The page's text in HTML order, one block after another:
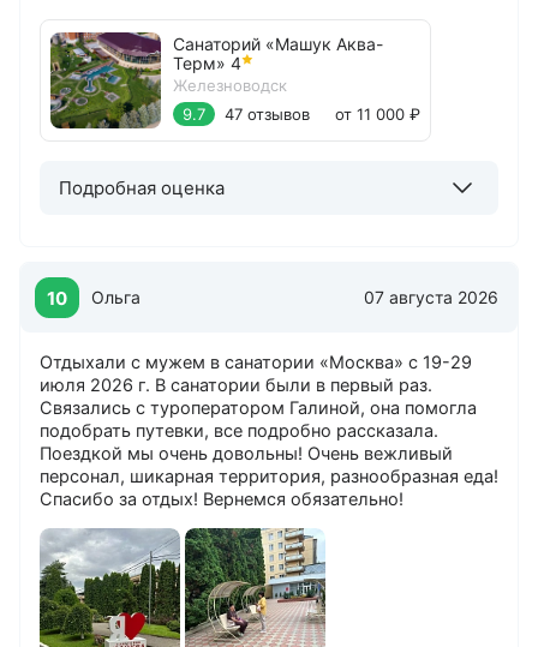
Санаторий «Машук Аква-
Терм» 4
Железноводск
9.7
47 отзывов от 11 000 ₽
Подробная оценка
10 Ольга 07 августа 2026
Отдыхали с мужем в санатории «Москва» с 19-29
июля 2026 г. В санатории были в первый раз.
Связались с туроператором Галиной, она помогла
подобрать путевки, все подробно рассказала.
Поездкой мы очень довольны! Очень вежливый
персонал, шикарная территория, разнообразная еда!
Спасибо за отдых! Вернемся обязательно!